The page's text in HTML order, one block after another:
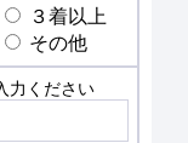
３着以上
その他
力ください